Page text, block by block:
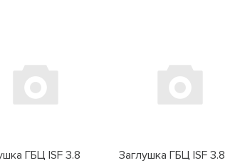
ГБЦ ISF 3.8
Заглушка ГБЦ ISF 3.8